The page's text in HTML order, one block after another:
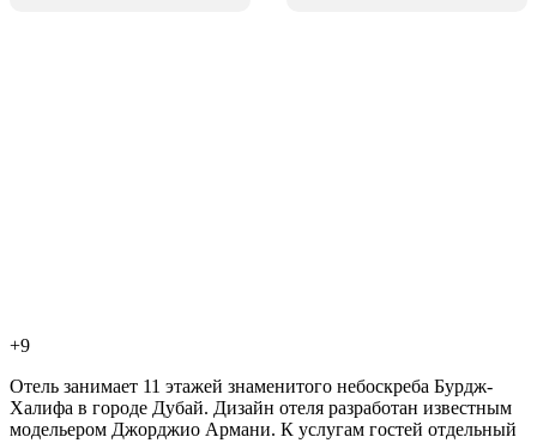
+9
Отель занимает 11 этажей знаменитого небоскреба Бурдж-
Халифа в городе Дубай. Дизайн отеля разработан известным
модельером Джорджио Армани. К услугам гостей отдельный